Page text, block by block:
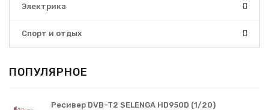
Электрика
Спорт и отдых
ПОПУЛЯРНОЕ
Ресивер DVB-T2 SELENGA HD950D (1/20)